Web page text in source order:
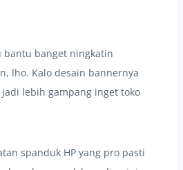
bantu banget ningkatin
lho. Kalo desain bannernya
lebih gampang inget toko
spanduk HP yang pro pasti